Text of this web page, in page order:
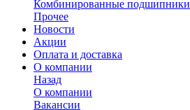
Комбинированные подшипники
Прочее
Новости
Акции
Оплата и доставка
О компании
Назад
О компании
Вакансии